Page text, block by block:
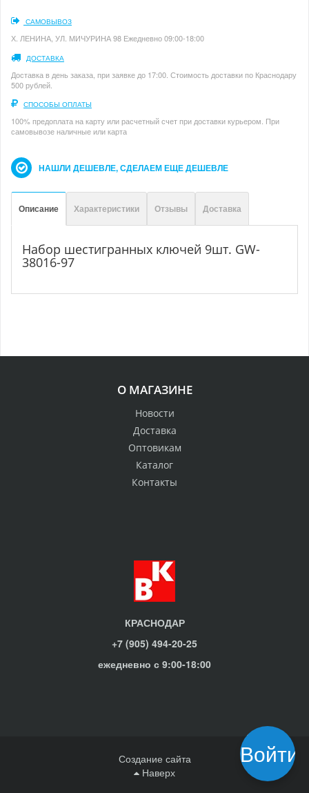
САМОВЫВОЗ
Х. ЛЕНИНА, УЛ. МИЧУРИНА 98 Ежедневно 09:00-18:00
ДОСТАВКА
Доставка в день заказа, при заявке до 17:00. Стоимость доставки по Краснодару
500 рублей.
СПОСОБЫ ОПЛАТЫ
100% предоплата на карту или расчетный счет при доставки курьером. При
самовывозе наличные или карта
НАШЛИ ДЕШЕВЛЕ, СДЕЛАЕМ ЕЩЕ ДЕШЕВЛЕ
Описание Характеристики Отзывы Доставка
Набор шестигранных ключей 9шт. GW-
38016-97
О МАГАЗИНЕ
Новости
Доставка
Оптовикам
Каталог
Контакты
КРАСНОДАР
+7 (905) 494-20-25
ежедневно с 9:00-18:00
Создание сайта
Наверх
Войти